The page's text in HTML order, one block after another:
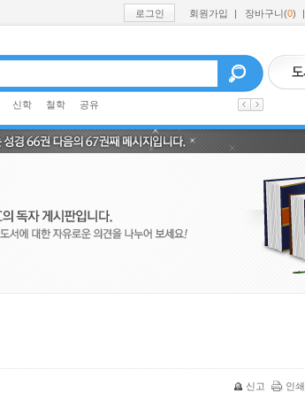
로그인 회원가입 | 장바구니(0) |
신학 철학 공유
신고 인쇄